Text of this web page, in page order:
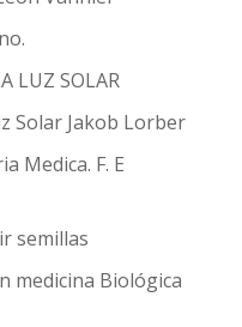
LUZ SOLAR
Solar Jakob Lorber
Medica. F. E
semillas
medicina Biológica